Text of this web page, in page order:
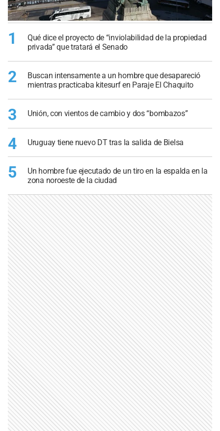
1
Qué dice el proyecto de “inviolabilidad de la propiedad
privada” que tratará el Senado
2
Buscan intensamente a un hombre que desapareció
mientras practicaba kitesurf en Paraje El Chaquito
3 Unión, con vientos de cambio y dos “bombazos”
4 Uruguay tiene nuevo DT tras la salida de Bielsa
5
Un hombre fue ejecutado de un tiro en la espalda en la
zona noroeste de la ciudad